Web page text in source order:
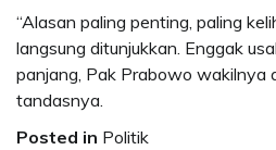
“Alasan paling penting, paling
langsung ditunjukkan. Enggak
panjang, Pak Prabowo wakilnya
tandasnya.
Posted in Politik